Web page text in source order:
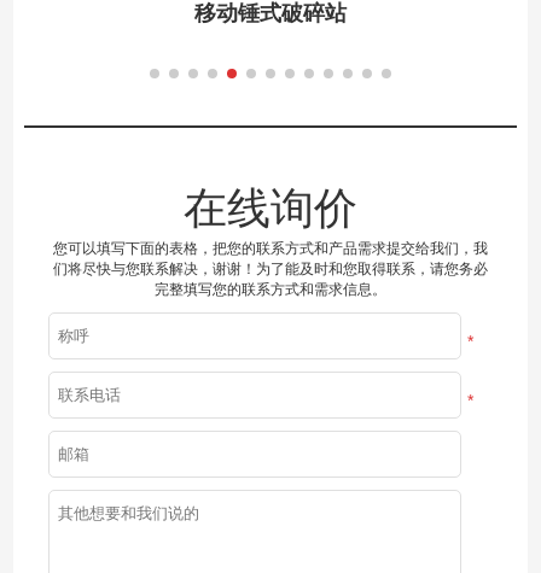
移动锤式破碎站
在线询价
您可以填写下面的表格，把您的联系方式和产品需求提交给我们，我
们将尽快与您联系解决，谢谢！为了能及时和您取得联系，请您务必
完整填写您的联系方式和需求信息。
*
*